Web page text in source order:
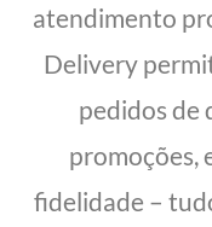
atendimento
Delivery
pedidos de
promoções,
fidelidade –